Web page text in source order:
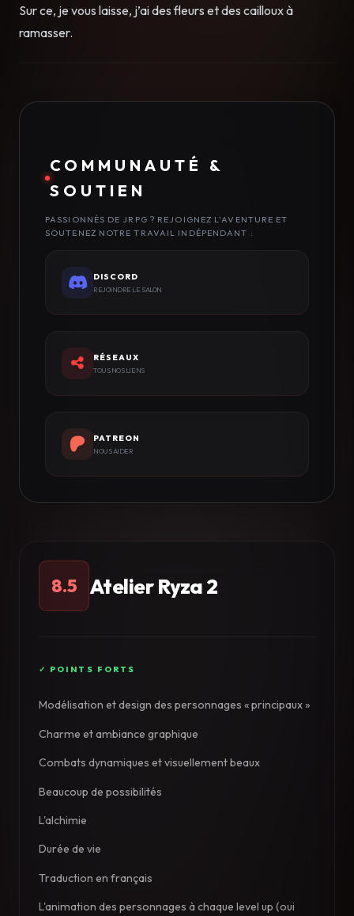
Sur ce, je vous laisse, j’ai des fleurs et des cailloux à
ramasser.
COMMUNAUTÉ &
SOUTIEN
PASSIONNÉS DE JRPG ? REJOIGNEZ L'AVENTURE ET
SOUTENEZ NOTRE TRAVAIL INDÉPENDANT :
DISCORD
REJOINDRE LE SALON
RÉSEAUX
TOUS NOS LIENS
PATREON
NOUS AIDER
8.5 Atelier Ryza 2
Modélisation et design des personnages « principaux »
Charme et ambiance graphique
Combats dynamiques et visuellement beaux
Beaucoup de possibilités
L'alchimie
Durée de vie
Traduction en français
L'animation des personnages à chaque level up (oui